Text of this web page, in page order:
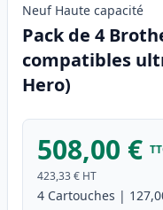
Neuf Haute capacité
Pack de 4
compatibles
Hero)
508,00 €
423,33 € HT
4 Cartouches |